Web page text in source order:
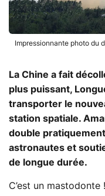
Impressionnante photo du
La Chine a fait
plus puissant,
transporter le
station spatiale.
double
astronautes et
de longue durée.
C’est un mastodonte !